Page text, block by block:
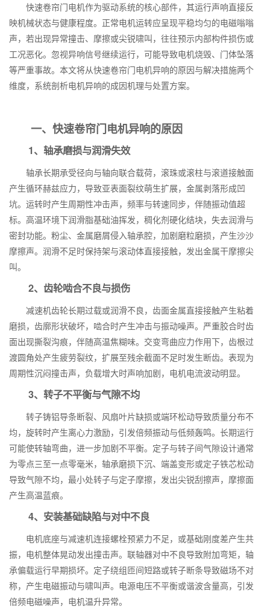
快速卷帘门电机作为驱动系统的核心部件，其运行声响直接反
映机械状态与健康程度。正常电机运转应呈现平稳均匀的电磁嗡嗡
声，若出现异常撞击、摩擦或尖锐啸叫，往往预示内部构件损伤或
工况恶化。忽视异响信号继续运行，可能导致电机烧毁、门体坠落
等严重事故。本文将从快速卷帘门电机异响的原因与解决措施两个
维度，系统剖析电机异响的成因机理与处置方案。
一、快速卷帘门电机异响的原因
1、轴承磨损与润滑失效
轴承长期承受径向与轴向联合载荷，滚珠或滚柱与滚道接触面
产生循环赫兹应力，导致亚表面裂纹萌生扩展，金属剥落形成凹
坑。运转时产生周期性冲击声，频率与转速同步，伴随振动值超
标。高温环境下润滑脂基础油挥发，稠化剂硬化结块，失去润滑与
密封功能。粉尘、金属磨屑侵入轴承腔，加剧磨粒磨损，产生沙沙
摩擦声。润滑不足时保持架与滚动体直接接触，发出金属干摩擦尖
叫。
2、齿轮啮合不良与损伤
减速机齿轮长期过载或润滑不良，齿面金属直接接触产生粘着
磨损，齿廓形状破坏，啮合时产生冲击与振动噪声。严重胶合时齿
面出现撕裂沟痕，伴随高温焦糊味。交变弯曲应力作用下，齿根过
渡圆角处产生疲劳裂纹，扩展至残余截面不足时发生断齿。表现为
周期性沉闷撞击声，负载增大时声响加剧，电机电流波动明显。
3、转子不平衡与气隙不均
转子铸铝导条断裂、风扇叶片缺损或端环松动导致质量分布不
均，旋转时产生离心力激励，引发倍频振动与低频轰鸣。长期运行
可能使转轴弯曲，进一步加剧不平衡。定子与转子间气隙设计通常
为零点三至一点零毫米，轴承磨损下沉、端盖变形或定子铁芯松动
导致气隙不均，最小处转子与定子摩擦，发出尖锐刮擦声，摩擦面
产生高温蓝痕。
4、安装基础缺陷与对中不良
电机底座与减速机连接螺栓预紧力不足，或基础刚度差产生共
振，电机整体晃动发出撞击声。联轴器对中不良导致附加弯矩，轴
承偏载运行早期损坏。定子绕组匝间短路或转子断条导致磁场不对
称，产生电磁振动与啸叫声。电源电压不平衡或谐波含量高，引发
倍频电磁噪声，电机温升异常。